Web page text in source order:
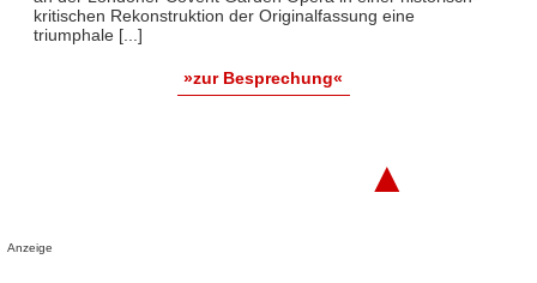
kritischen Rekonstruktion der Originalfassung eine
triumphale [...]
»zur Besprechung«
▲
Anzeige